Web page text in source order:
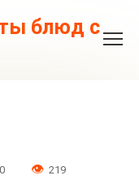
блюд с
0 219